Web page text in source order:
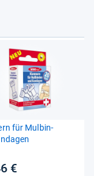
für Mul­bin­
€